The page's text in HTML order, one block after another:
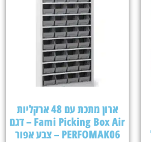
ארון מתכת עם 48 ארקליות
Fami Picking Box Air – דגם
PERFOMAK06 – צבע אפור